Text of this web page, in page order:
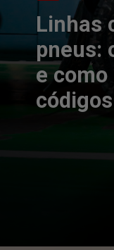
Linhas
pneus:
e
códigos